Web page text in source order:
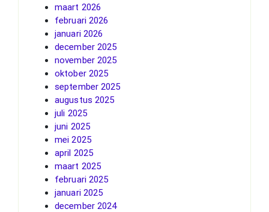
maart 2026
februari 2026
januari 2026
december 2025
november 2025
oktober 2025
september 2025
augustus 2025
juli 2025
juni 2025
mei 2025
april 2025
maart 2025
februari 2025
januari 2025
december 2024